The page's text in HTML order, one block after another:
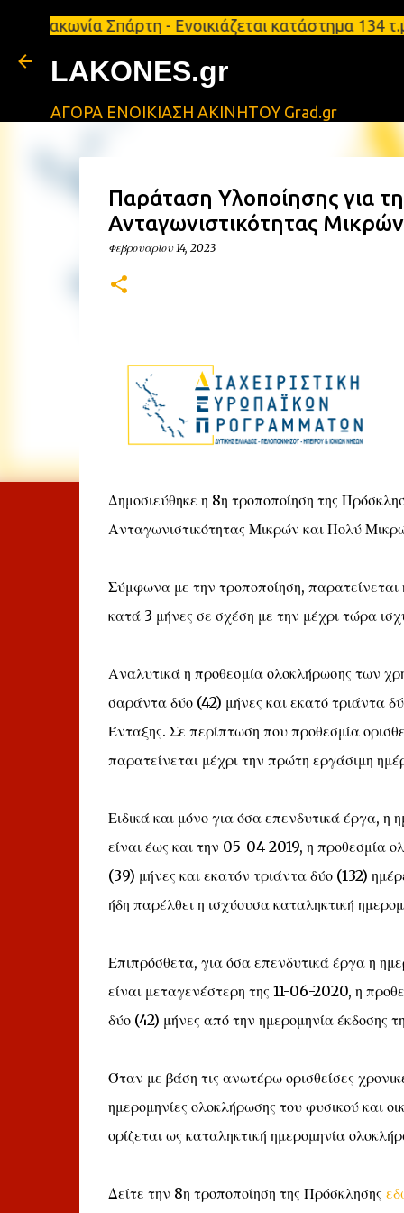
Σπάρτη - Ενοικιάζεται κατάστημα 134
LAKONES.gr
ΑΓΟΡΑ ΕΝΟΙΚΙΑΣΗ ΑΚΙΝΗΤΟΥ Grad.gr
Παράταση Υλοποίησης για
Ανταγωνιστικότητας
Φεβρουαρίου 14, 2023
Δημοσιεύθηκε η 8η τροποποίηση της
Ανταγωνιστικότητας Μικρών και Πολύ
Σύμφωνα με την τροποποίηση, παρατείνεται
κατά 3 μήνες σε σχέση με την μέχρι τώρα
Αναλυτικά η προθεσμία ολοκλήρωσης των
σαράντα δύο (42) μήνες και εκατό τριάντα
Ένταξης. Σε περίπτωση που προθεσμία
παρατείνεται μέχρι την πρώτη εργάσιμη
Ειδικά και μόνο για όσα επενδυτικά έργα,
είναι έως και την 05-04-2019, η προθεσμία
(39) μήνες και εκατόν τριάντα δύο (132)
ήδη παρέλθει η ισχύουσα καταληκτική
Επιπρόσθετα, για όσα επενδυτικά έργα η
είναι μεταγενέστερη της 11-06-2020, η
δύο (42) μήνες από την ημερομηνία έκδοσης
Όταν με βάση τις ανωτέρω ορισθείσες
ημερομηνίες ολοκλήρωσης του φυσικού και
ορίζεται ως καταληκτική ημερομηνία
Δείτε την 8η τροποποίηση της Πρόσκλησης